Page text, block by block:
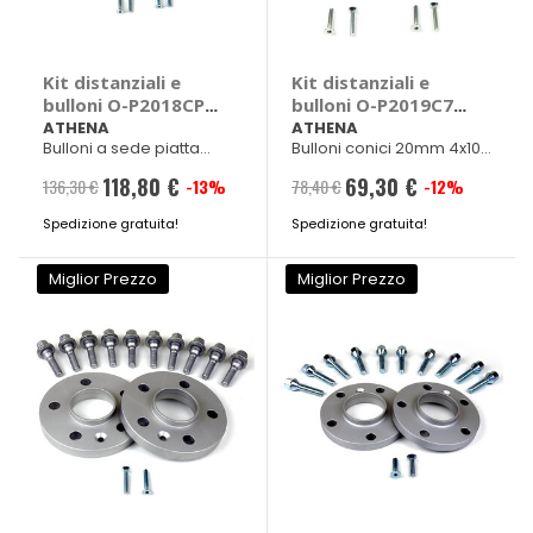
Kit distanziali e
bulloni O-P2018CP7
- ATHENA
ATHENA
Bulloni a sede piatta
M12x1,25
136,30 € Prezzo
speciale
118,80 € -13%
Spedizione gratuita!
Kit distanziali e
bulloni O-P2019C7 -
ATHENA
ATHENA
Bulloni conici 20mm 4x100
78,40 € Prezzo
speciale
69,30 € -12%
Spedizione gratuita!
Miglior Prezzo Miglior Prezzo